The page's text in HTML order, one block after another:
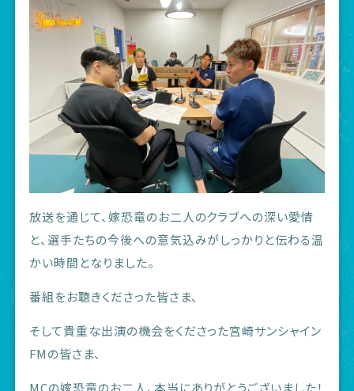
放送を通じて、嫁恐竜のお二人のクラブへの深い愛情
と、選手たちの今後への意気込みがしっかりと伝わる温
かい時間となりました。
番組をお聴きくださった皆さま、
そして貴重な出演の機会をくださった宮崎サンシャイン
FMの皆さま、
MCの嫁恐竜のお二人、本当にありがとうございました！